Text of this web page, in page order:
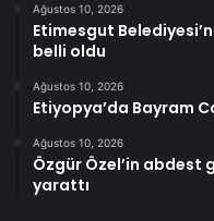
Ağustos 10, 2026
Etimesgut
belli oldu
Ağustos 10, 2026
Etiyopya’da Bayram
Ağustos 10, 2026
Özgür Özel’in abdest
yarattı